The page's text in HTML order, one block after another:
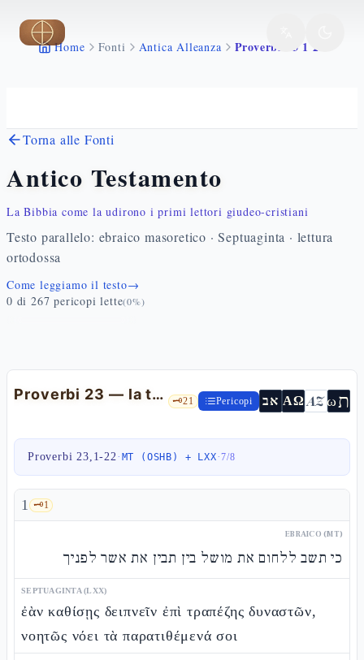
Vai al contenuto principale
Home Fonti Antica Alleanza Proverbi 23 1 22
Torna alle Fonti
Antico Testamento
La Bibbia come la udirono i primi lettori giudeo-cristiani
Testo parallelo: ebraico masoretico · Septuaginta · lettura
ortodossa
Come leggiamo il testo→
0 di 267 pericopi lette(0%)
Proverbi 23 — la tavola del potente, il confine dell'orfano, il mussàr 🗝️21 Pericopi אב ΑΩ AZωת
Proverbi 23,1-22· MT (OSHB) + LXX·7/8
1 🗝️1
EBRAICO (MT)
כי תשב ללחום את מושל בין תבין את אשר לפניך
SEPTUAGINTA (LXX)
ἐὰν καθίσῃς δειπνεῖν ἐπὶ τραπέζης δυναστῶν,
νοητῶς νόει τὰ παρατιθέμενά σοι